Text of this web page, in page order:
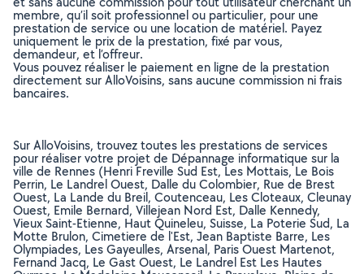
membre, qu’il soit professionnel ou particulier, pour une
prestation de service ou une location de matériel. Payez
uniquement le prix de la prestation, fixé par vous,
demandeur, et l’offreur.
Vous pouvez réaliser le paiement en ligne de la prestation
directement sur AlloVoisins, sans aucune commission ni frais
bancaires.
Sur AlloVoisins, trouvez toutes les prestations de services
pour réaliser votre projet de Dépannage informatique sur la
ville de Rennes (Henri Freville Sud Est, Les Mottais, Le Bois
Perrin, Le Landrel Ouest, Dalle du Colombier, Rue de Brest
Ouest, La Lande du Breil, Coutenceau, Les Cloteaux, Cleunay
Ouest, Emile Bernard, Villejean Nord Est, Dalle Kennedy,
Vieux Saint-Etienne, Haut Quineleu, Suisse, La Poterie Sud, La
Motte Brulon, Cimetiere de l'Est, Jean Baptiste Barre, Les
Olympiades, Les Gayeulles, Arsenal, Paris Ouest Martenot,
Fernand Jacq, Le Gast Ouest, Le Landrel Est Les Hautes